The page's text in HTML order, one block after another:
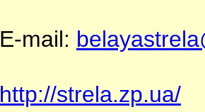
E-mail:
http://strela.zp.ua/